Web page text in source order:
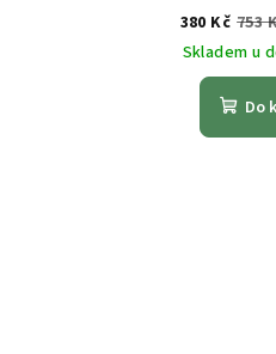
380 Kč 753
Skladem u
Do